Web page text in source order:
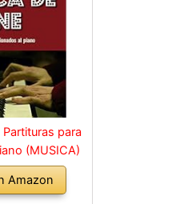
para
(MUSICA)
Amazon